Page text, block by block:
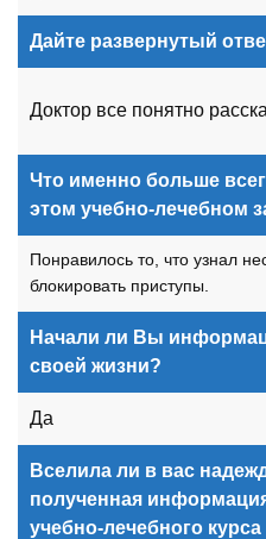
Дайте развернутый
Доктор все понятно
Что именно больше
этом учебно-лечебном
Понравилось то, что узнал
блокировать приступы.
Начали ли Вы
своей жизни?
Да
Вселила ли в вас
полученная
учебно-лечебного